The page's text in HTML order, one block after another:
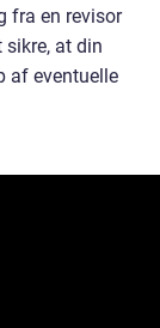
fra en revisor
at din
af eventuelle